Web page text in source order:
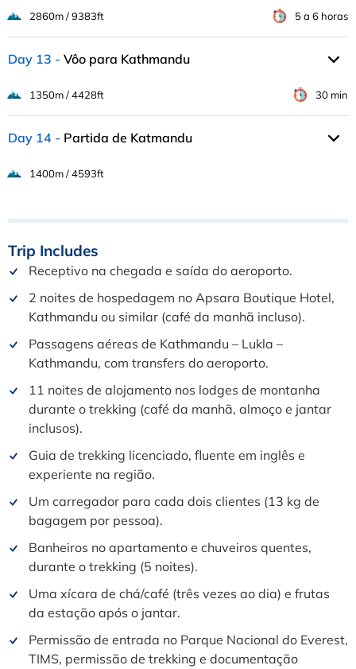
2860m / 9383ft 5 a 6 horas
Day 13 Vôo para Kathmandu
1350m / 4428ft 30 min
Day 14 Partida de Katmandu
1400m / 4593ft
Trip Includes
Receptivo na chegada e saída do aeroporto.
2 noites de hospedagem no Apsara Boutique Hotel,
Kathmandu ou similar (café da manhã incluso).
Passagens aéreas de Kathmandu – Lukla –
Kathmandu, com transfers do aeroporto.
11 noites de alojamento nos lodges de montanha
durante o trekking (café da manhã, almoço e jantar
inclusos).
Guia de trekking licenciado, fluente em inglês e
experiente na região.
Um carregador para cada dois clientes (13 kg de
bagagem por pessoa).
Banheiros no apartamento e chuveiros quentes,
durante o trekking (5 noites).
Uma xícara de chá/café (três vezes ao dia) e frutas
da estação após o jantar.
Permissão de entrada no Parque Nacional do Everest,
TIMS, permissão de trekking e documentação